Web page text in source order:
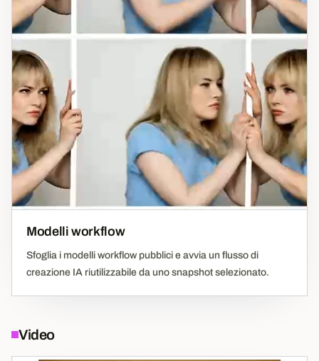
Modelli workflow
Sfoglia i modelli workflow pubblici e avvia un flusso di
creazione IA riutilizzabile da uno snapshot selezionato.
Video